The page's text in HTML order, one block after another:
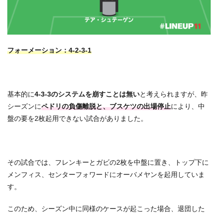
フォーメーション：4-2-3-1
基本的に4-3-3のシステムを崩すことは無いと考えられますが、昨
シーズンにペドリの負傷離脱と、ブスケツの出場停止により、中
盤の要を2枚起用できない試合がありました。
その試合では、フレンキーとガビの2枚を中盤に置き、トップ下に
メンフィス、センターフォワードにオーバメヤンを起用していま
す。
このため、シーズン中に同様のケースが起こった場合、退団した